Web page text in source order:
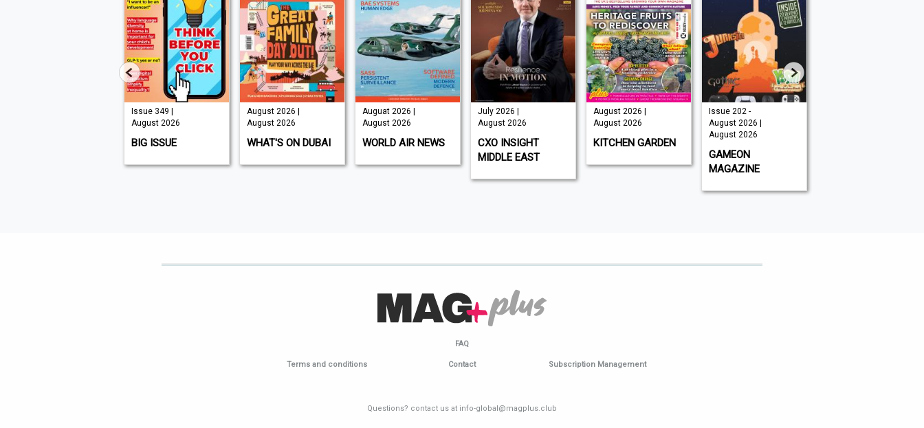
Issue 349 |
August 2026
BIG ISSUE
August 2026 |
August 2026
WHAT'S ON DUBAI
Auguat 2026 |
August 2026
WORLD AIR NEWS
July 2026 |
August 2026
CXO INSIGHT
MIDDLE EAST
August 2026 |
August 2026
KITCHEN GARDEN
Issue 202 -
August 2026 |
August 2026
GAMEON
MAGAZINE
FAQ
Terms and conditions Contact Subscription Management
Questions? contact us at info-global@magplus.club